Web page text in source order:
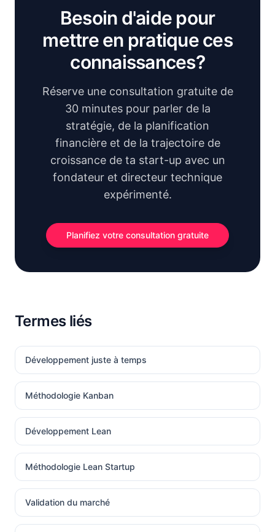
Besoin d'aide pour
mettre en pratique ces
connaissances?
Réserve une consultation gratuite de
30 minutes pour parler de la
stratégie, de la planification
financière et de la trajectoire de
croissance de ta start-up avec un
fondateur et directeur technique
expérimenté.
Planifiez votre consultation gratuite
Termes liés
Développement juste à temps
Méthodologie Kanban
Développement Lean
Méthodologie Lean Startup
Validation du marché